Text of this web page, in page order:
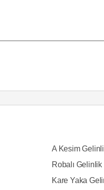
A Kesim
Robalı
Kare Yaka